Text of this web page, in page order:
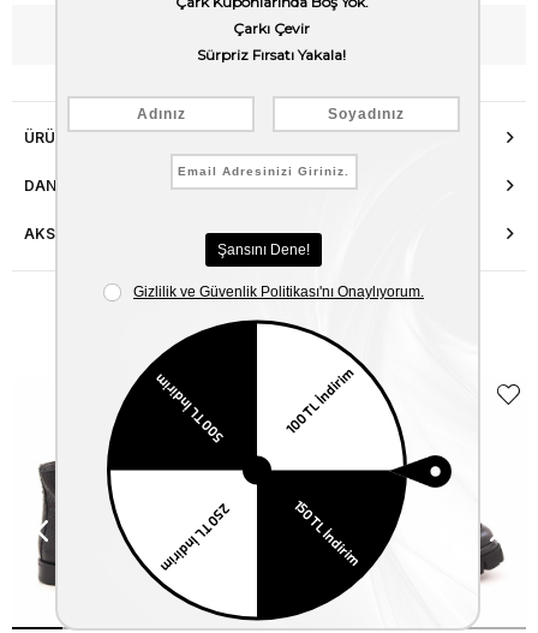
WhatsApp’tan Bilgi Al
ÜRÜN ÖZELLIKLERI
DANIŞMA HATTI
AKSESUAR ONARIMI
Benzer Ürünler
EKLE5
KODUYLA
%5
EKSTRA